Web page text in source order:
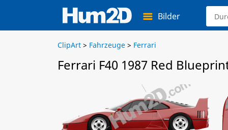
Bilder
ClipArt > Fahrzeuge > Ferrari
Ferrari F40 1987 Red